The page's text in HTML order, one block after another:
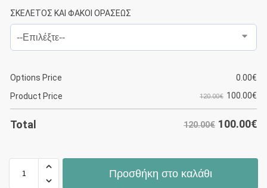
ΣΚΕΛΕΤΟΣ ΚΑΙ ΦΑΚΟΙ ΟΡΑΣΕΩΣ
Options Price 0.00€
Product Price
120.00€ 100.00€
Total 120.00€ 100.00€
Προσθήκη στο καλάθι